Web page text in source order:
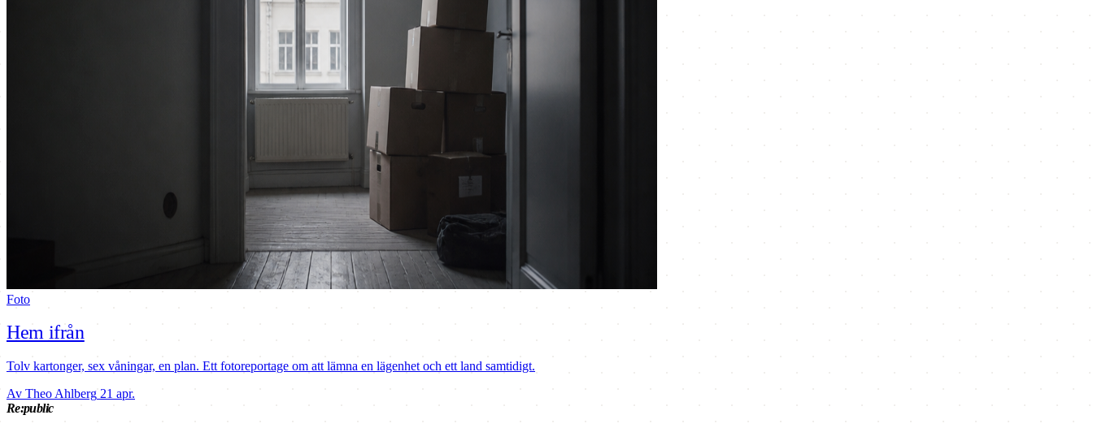
Foto
Hem ifrån
Tolv kartonger, sex våningar, en plan. Ett fotoreportage om att lämna en lägenhet och ett land samtidigt.
Av Theo Ahlberg 21 apr.
Re:public